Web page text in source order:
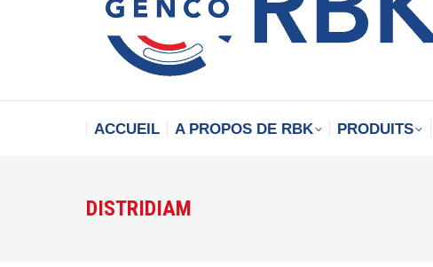
ACCUEIL A PROPOS DE RBK PRODUITS
DISTRIDIAM